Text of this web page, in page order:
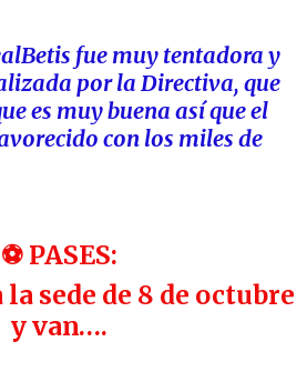
fue muy tentadora y
por la Directiva, que
es muy buena así que el
con los miles de
⚽ PASES:
sede de 8 de octubre
y van….